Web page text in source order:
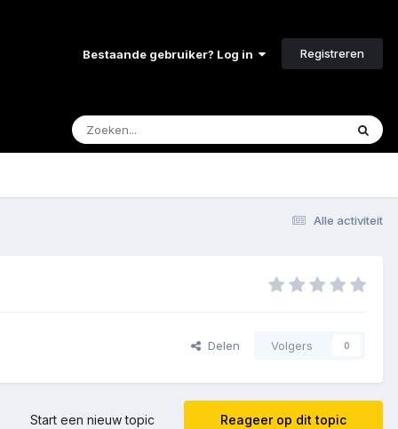
Bestaande gebruiker? Log in Registreren
Alle activiteit
Delen Volgers 0
Reageer op dit topic
Start een nieuw topic